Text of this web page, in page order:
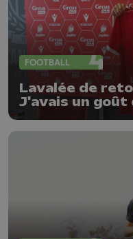
FOOTBALL
Lavalée de
J'avais un goût